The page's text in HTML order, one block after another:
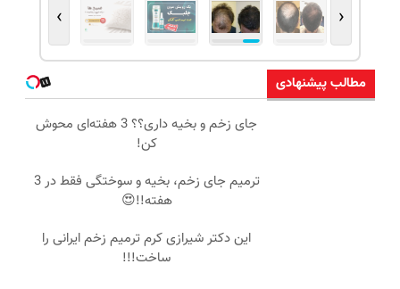
‹
›
مطالب پیشنهادی
جای زخم و بخیه داری؟؟ 3 هفته‌ای محوش
کن!
ترمیم جای زخم، بخیه و سوختگی فقط در 3
هفته!!😍
این دکتر شیرازی کرم ترمیم زخم ایرانی را
ساخت!!!